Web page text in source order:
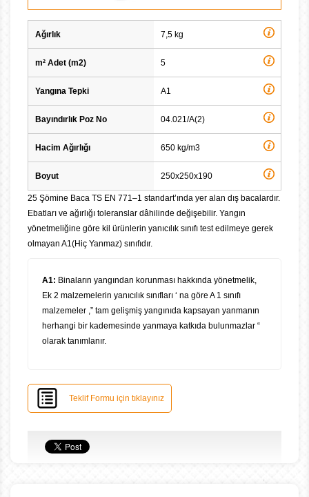
Ağırlık 7,5 kg
m² Adet (m2) 5
Yangına Tepki A1
Bayındırlık Poz No 04.021/A(2)
Hacim Ağırlığı 650 kg/m3
Boyut 250x250x190
25 Şömine Baca TS EN 771–1 standart’ında yer alan dış bacalardır.
Ebatları ve ağırlığı toleranslar dâhilinde değişebilir. Yangın
yönetmeliğine göre kil ürünlerin yanıcılık sınıfı test edilmeye gerek
olmayan A1(Hiç Yanmaz) sınıfıdır.
A1: Binaların yangından korunması hakkında yönetmelik,
Ek 2 malzemelerin yanıcılık sınıfları ‘ na göre A 1 sınıfı
malzemeler ,” tam gelişmiş yangınıda kapsayan yanmanın
herhangi bir kademesinde yanmaya katkıda bulunmazlar “
olarak tanımlanır.
Teklif Formu için tıklayınız